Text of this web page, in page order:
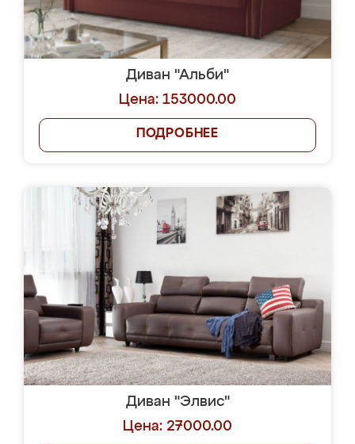
Диван "Альби"
Цена: 153000.00
ПОДРОБНЕЕ
Диван "Элвис"
Цена: 27000.00